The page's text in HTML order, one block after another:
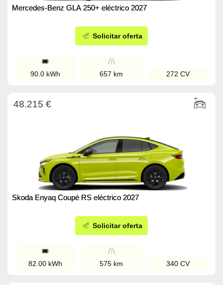
Mercedes-Benz GLA 250+ eléctrico 2027
Solicitar oferta
90.0 kWh 657 km 272 CV
48.215 €
Skoda Enyaq Coupé RS eléctrico 2027
Solicitar oferta
82.00 kWh 575 km 340 CV